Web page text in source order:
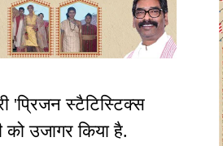
'प्रिजन स्टैटिस्टिक्स
को उजागर किया है.